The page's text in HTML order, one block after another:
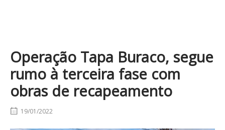
Operação Tapa Buraco, segue
rumo à terceira fase com
obras de recapeamento
19/01/2022